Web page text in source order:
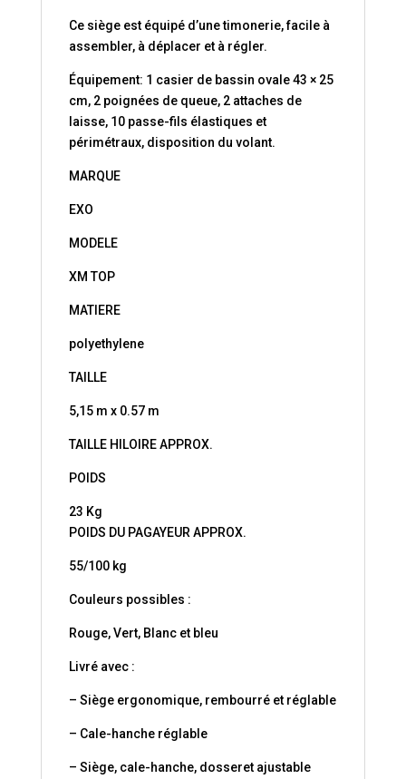
Ce siège est équipé d’une timonerie, facile à
assembler, à déplacer et à régler.
Équipement: 1 casier de bassin ovale 43 × 25
cm, 2 poignées de queue, 2 attaches de
laisse, 10 passe-fils élastiques et
périmétraux, disposition du volant.
MARQUE
EXO
MODELE
XM TOP
MATIERE
polyethylene
TAILLE
5,15 m x 0.57 m
TAILLE HILOIRE APPROX.
POIDS
23 Kg
POIDS DU PAGAYEUR APPROX.
55/100 kg
Couleurs possibles :
Rouge, Vert, Blanc et bleu
Livré avec :
– Siège ergonomique, rembourré et réglable
– Cale-hanche réglable
– Siège, cale-hanche, dosseret ajustable